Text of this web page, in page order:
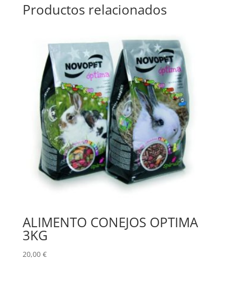
Productos relacionados
ALIMENTO CONEJOS OPTIMA
3KG
20,00 €